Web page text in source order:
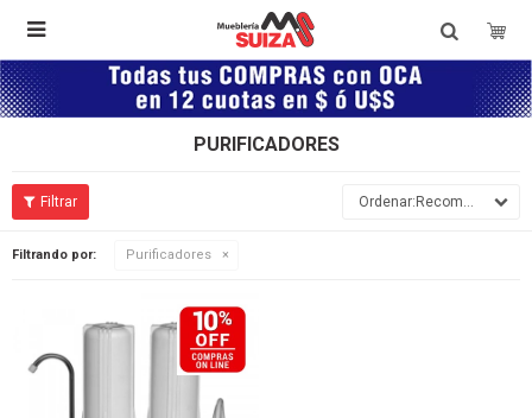

PURIFICADORES
Recomendados
Filtrando por: Purificadores